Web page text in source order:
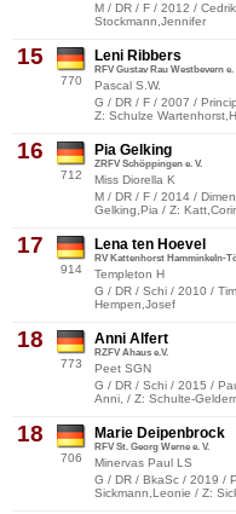
M / DR / F / 2012 /
Stockmann,Jennifer
15
770
Leni Ribbers
RFV Gustav Rau Westbevern e.
Pascal S.W.
G / DR / F / 2007 /
Z: Schulze
16
712
Pia Gelking
ZRFV Schöppingen e. V.
Miss Diorella K
M / DR / F / 2014 /
Gelking,Pia / Z:
17
914
Lena ten Hoevel
RV Kattenhorst Hamminkeln-
Templeton H
G / DR / Schi / 2010 /
Hempen,Josef
18
773
Anni Alfert
RZFV Ahaus e.V.
Peet SGN
G / DR / Schi / 2015 /
Anni, / Z: Schulte-
18
706
Marie Deipenbrock
RFV St. Georg Werne e. V.
Minervas Paul LS
G / DR / BkaSc / 2019 /
Sickmann,Leonie / Z: